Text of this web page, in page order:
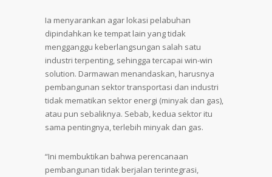
Ia menyarankan agar lokasi pelabuhan
dipindahkan ke tempat lain yang tidak
mengganggu keberlangsungan salah satu
industri terpenting, sehingga tercapai win-win
solution. Darmawan menandaskan, harusnya
pembangunan sektor transportasi dan industri
tidak mematikan sektor energi (minyak dan gas),
atau pun sebaliknya. Sebab, kedua sektor itu
sama pentingnya, terlebih minyak dan gas.
“Ini membuktikan bahwa perencanaan
pembangunan tidak berjalan terintegrasi,